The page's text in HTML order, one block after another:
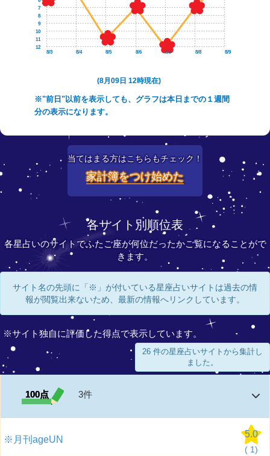
8/3 8/4 8/5 8/6 8/7 8/8 8/9
12
11
10
9
8
7
(8月09日 12時現在)
※"前日"以前を表示しても、グラフは本日までの１週間
分の表示になります。
当てはまる方はこちらもチェック！
家計簿をつけ始めた
各サイト別順位表
各星占いのサイトでふたご座が何位だったかご覧になることがで
きます。
サイト名の先頭に「※」が付いている星座占いサイトは過去の情
報が閲覧出来ないため、最新の情報へリンクしています。
※サイト独自に評価した得点で表示しています。
26 件の星座占いサイトから集計し
ました。
100点 3件
※月刊ageUN
5.0
( 1)